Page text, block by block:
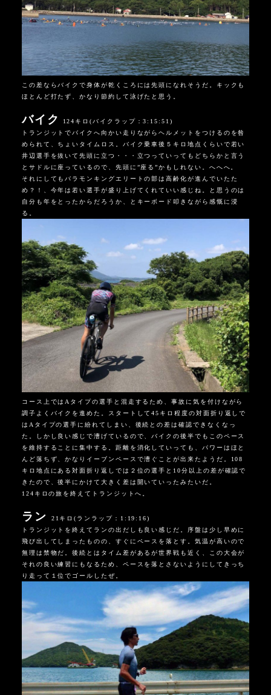
この差ならバイクで身体が乾くころには先頭になれそうだ。キックも
ほとんど打たず、かなり節約して泳げたと思う。
バイク
124キロ(バイクラップ：3:15:51)
トランジットでバイクへ向かい走りながらヘルメットをつけるのを咎
められて、ちょいタイムロス。バイク乗車後５キロ地点くらいで若い
井辺選手を抜いて先頭に立つ・・・立つっていってもどちらかと言う
とサドルに座っているので、先頭に”座る”かもしれない。へへへ。
それにしてもバラモンキングエリートの部は高齢化が進んでいたた
め？！、今年は若い選手が盛り上げてくれていい感じね。と思うのは
自分も年をとったからだろうか、とキーボード叩きながら感慨に浸
る。
コース上ではAタイプの選手と混走するため、事故に気を付けながら
調子よくバイクを進めた。スタートして45キロ程度の対面折り返しで
はAタイプの選手に紛れてしまい、後続との差は確認できなくなっ
た。しかし良い感じで漕げているので、バイクの後半でもこのペース
を維持することに集中する。距離を消化していっても、パワーはほと
んど落ちず、かなりイーブンペースで漕ぐことが出来たようだ。108
キロ地点にある対面折り返しでは２位の選手と10分以上の差が確認で
きたので、後半にかけて大きく差は開いていったみたいだ。
124キロの旅を終えてトランジットへ。
ラン
21キロ(ランラップ：1:19:16)
トランジットを終えてランの出だしも良い感じだ。序盤は少し早めに
飛び出してしまったものの、すぐにペースを落とす。気温が高いので
無理は禁物だ。後続とはタイム差があるが世界戦も近く、この大会が
それの良い練習にもなるため、ペースを落とさないようにしてきっち
り走って１位でゴールしたぜ。